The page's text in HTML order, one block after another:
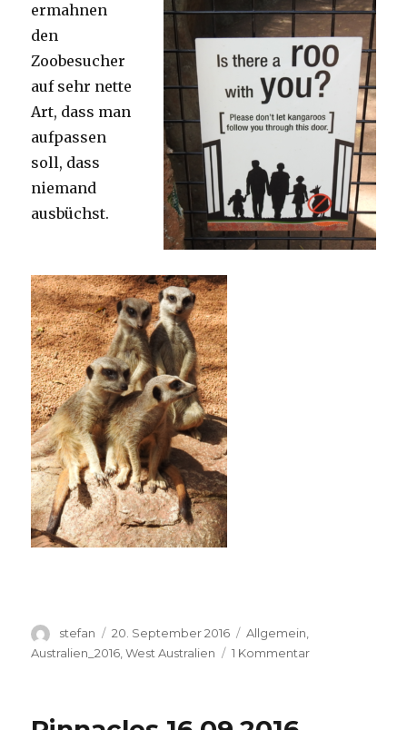
ermahnen
den
Zoobesucher
auf sehr nette
Art, dass man
aufpassen
soll, dass
niemand
ausbüchst.
Autor
stefan
Veröffentlicht
am
20. September 2016 Kategorien
Allgemein,
Australien_2016 ,West Australien 1 Kommentarzu